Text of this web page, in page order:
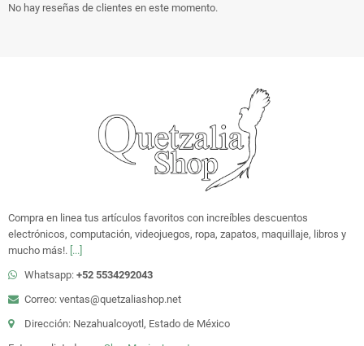
No hay reseñas de clientes en este momento.
Compra en linea tus artículos favoritos con increíbles descuentos
electrónicos, computación, videojuegos, ropa, zapatos, maquillaje, libros y
mucho más!. [...]
Whatsapp: +52 5534292043
Correo: ventas@quetzaliashop.net
Dirección: Nezahualcoyotl, Estado de México